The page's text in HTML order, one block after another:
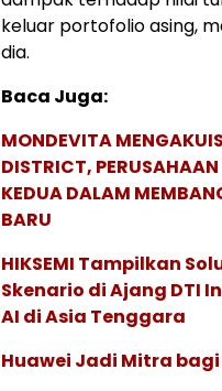
keluar portofolio asing,
dia.
Baca Juga:
MONDEVITA
DISTRICT,
KEDUA DALAM
BARU
HIKSEMI Tampilkan
Skenario di Ajang DTI
AI di Asia Tenggara
Huawei Jadi Mitra bagi